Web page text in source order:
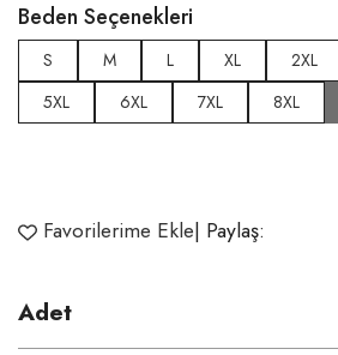
Beden Seçenekleri
S M L XL 2XL
5XL
6XL 7XL 8XL
Favorilerime Ekle| Paylaş:
Adet